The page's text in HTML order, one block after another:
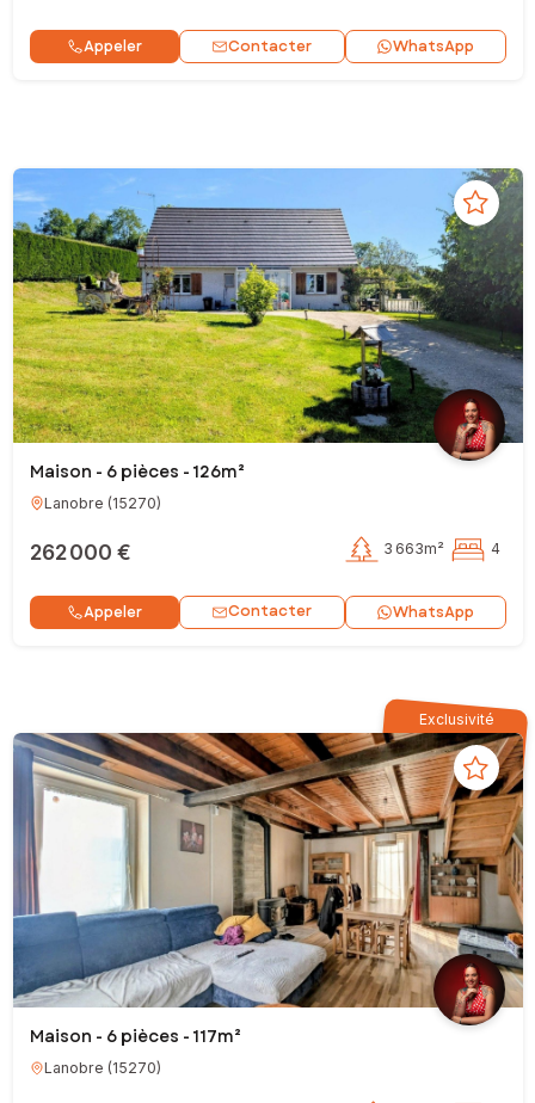
Appeler Contacter WhatsApp
Maison - 6 pièces - 126m²
Lanobre (15270)
262 000 € 3 663m² 4
Appeler Contacter WhatsApp
Exclusivité
Maison - 6 pièces - 117m²
Lanobre (15270)